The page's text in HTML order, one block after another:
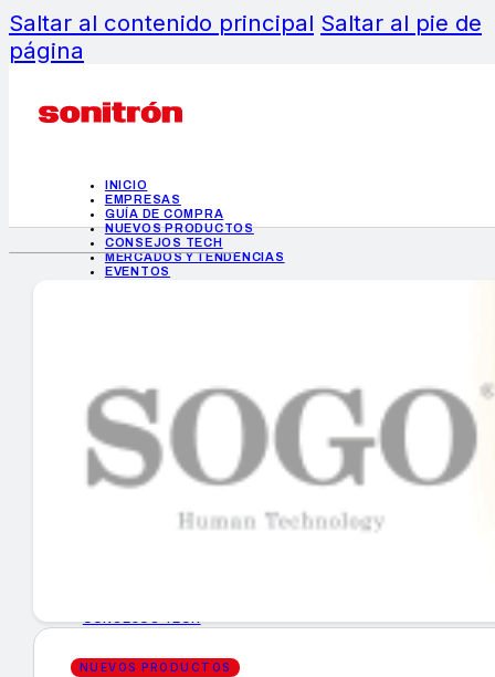
Saltar al contenido principal Saltar al pie de
página
INICIO
EMPRESAS
GUÍA DE COMPRA
NUEVOS PRODUCTOS
CONSEJOS TECH
MERCADOS Y TENDENCIAS
EVENTOS
INICIO
EMPRESAS
GUÍA DE COMPRA
MERCADOS Y TENDENCIAS
NUEVOS PRODUCTOS